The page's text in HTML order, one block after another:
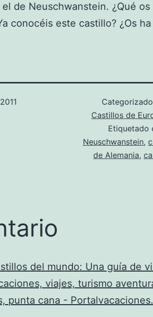
de Neuschwanstein. ¿Qué
conocéis este castillo? ¿Os
Castillos de
Etiquetado
Neuschwanstein,
de Alemania,
del mundo: Una guía de
viajes, turismo
punta cana -